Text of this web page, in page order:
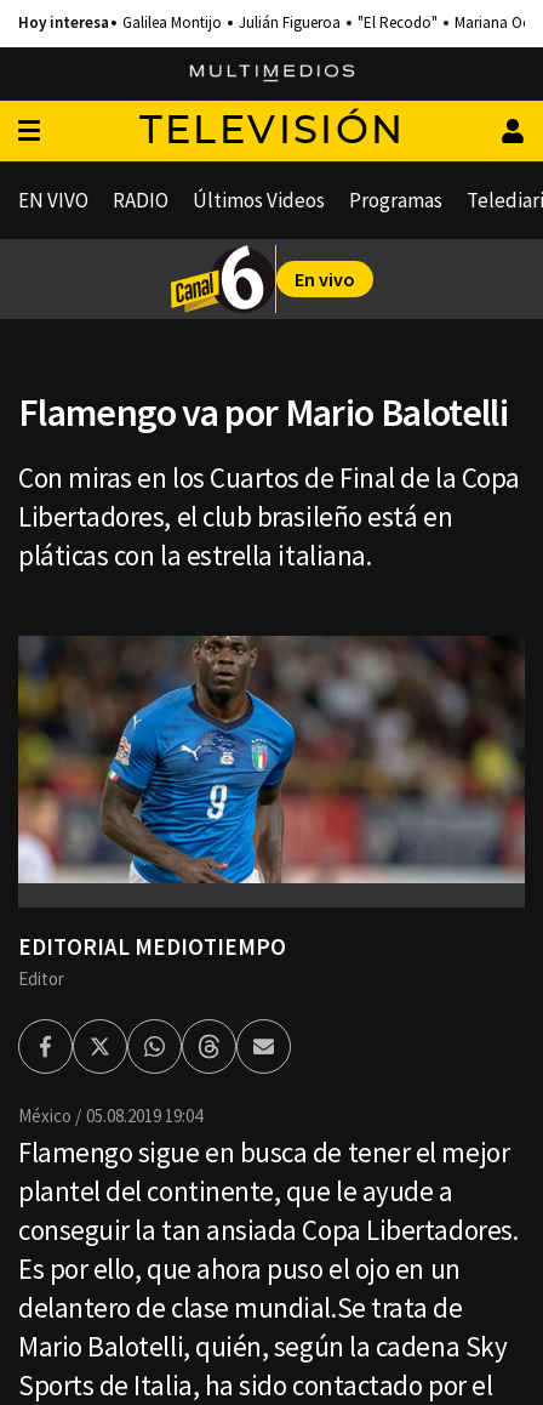
Galilea Montijo Julián Figueroa "El Recodo" Mariana
TELEVISIÓN
EN VIVO RADIO Últimos Videos Programas
En vivo
Flamengo va por Mario Balotelli
Con miras en los Cuartos de Final de la Copa
Libertadores, el club brasileño está en
pláticas con la estrella italiana.
EDITORIAL MEDIOTIEMPO
Editor
FacebookTwitterWhatsappThreadsEnviar
por
México 05.08.2019 19:04
Flamengo sigue en busca de tener el mejor
plantel del continente, que le ayude a
conseguir la tan ansiada Copa Libertadores.
Es por ello, que ahora puso el ojo en un
delantero de clase mundial.Se trata de
Mario Balotelli, quién, según la cadena Sky
Sports de Italia, ha sido contactado por el